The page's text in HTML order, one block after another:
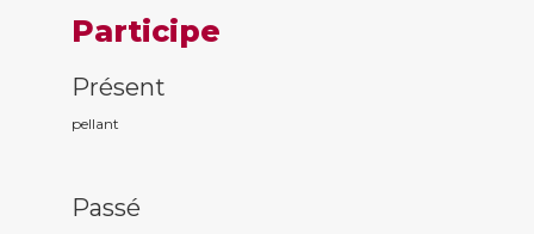
Participe
Présent
pellant
Passé